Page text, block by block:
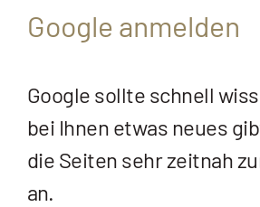
Google anmelden
Google sollte schnell
bei Ihnen etwas neues
die Seiten sehr zeitnah
an.